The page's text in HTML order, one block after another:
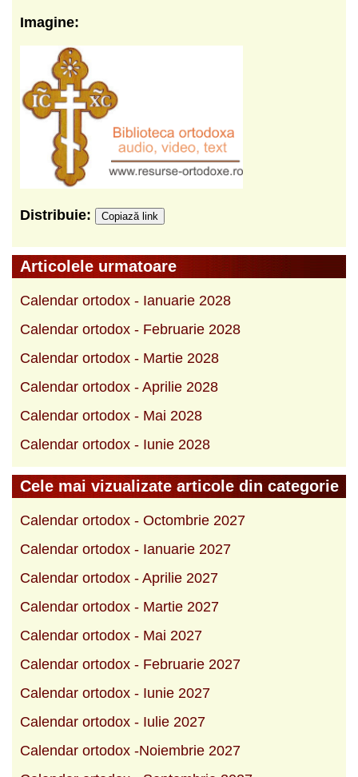
Imagine:
Distribuie: Copiază link
Articolele urmatoare
Calendar ortodox - Ianuarie 2028
Calendar ortodox - Februarie 2028
Calendar ortodox - Martie 2028
Calendar ortodox - Aprilie 2028
Calendar ortodox - Mai 2028
Calendar ortodox - Iunie 2028
Cele mai vizualizate articole din categorie
Calendar ortodox - Octombrie 2027
Calendar ortodox - Ianuarie 2027
Calendar ortodox - Aprilie 2027
Calendar ortodox - Martie 2027
Calendar ortodox - Mai 2027
Calendar ortodox - Februarie 2027
Calendar ortodox - Iunie 2027
Calendar ortodox - Iulie 2027
Calendar ortodox -Noiembrie 2027